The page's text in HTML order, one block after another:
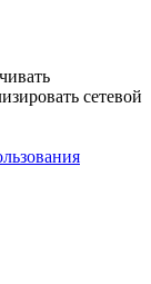
сетевой